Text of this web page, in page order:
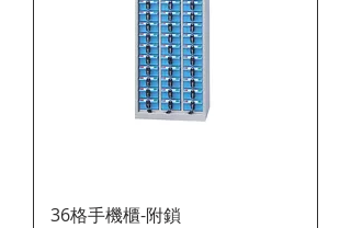
36格手機櫃-附鎖